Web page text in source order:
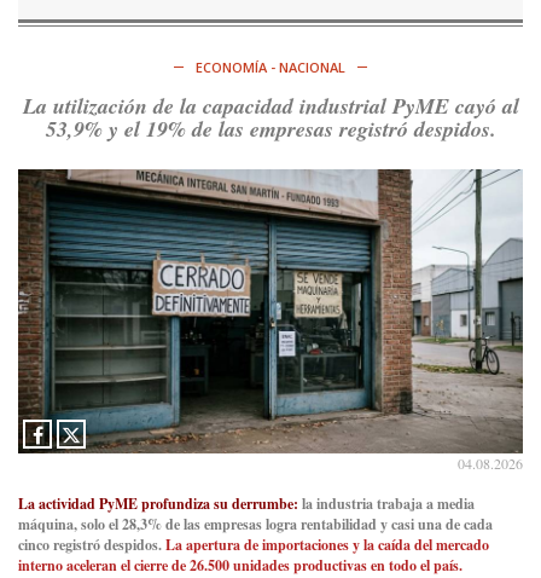
derechos y por su organización. Hoy lo vuelven a intentar.
Ver en X
Consenso Patagónico
@consensopatagon
RT@caortega64: A#50AñosDelGolpe, la memoria es
presente y es futuro.https://t.co/uhRcKnCCc5
Ver en X
Consenso Patagónico
@consensopatagon
5d
La crisis en el estrecho de Ormuz: así golpea la guerra con
Irán al petróleohttps://t.co/IInL9uYZvh
Ver en X
Consenso Patagónico
ECONOMÍA - NACIONAL
La utilización de la capacidad industrial PyME cayó al
53,9% y el 19% de las empresas registró despidos.
04.08.2026
La actividad PyME profundiza su derrumbe: la industria trabaja a media
máquina, solo el 28,3% de las empresas logra rentabilidad y casi una de cada
cinco registró despidos.La apertura de importaciones y la caída del mercado
interno aceleran el cierre de 26.500 unidades productivas en todo el país.